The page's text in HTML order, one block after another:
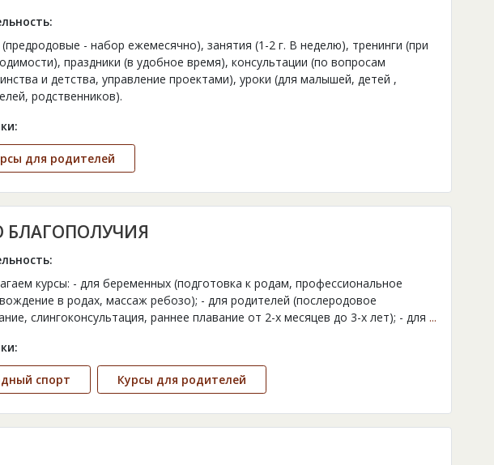
- набор ежемесячно), занятия (1-2 г. В неделю), тренинги (при
праздники (в удобное время), консультации (по вопросам
и детства, управление проектами), уроки (для малышей, детей ,
родственников).
для родителей
БЛАГОПОЛУЧИЯ
курсы: - для беременных (подготовка к родам, профессиональное
в родах, массаж ребозо); - для родителей (послеродовое
слингоконсультация, раннее плавание от 2-х месяцев до 3-х лет); - для ...
спорт Курсы для родителей